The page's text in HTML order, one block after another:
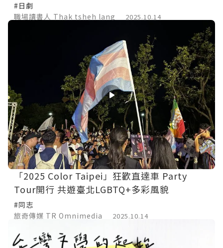
#日劇
職場讀書人 Thak tsheh lang
2025.10.14
「2025 Color Taipei」狂歡直達車 Party
Tour開行 共遊臺北LGBTQ+多彩風貌
#同志
旅奇傳媒 TR Omnimedia
2025.10.14